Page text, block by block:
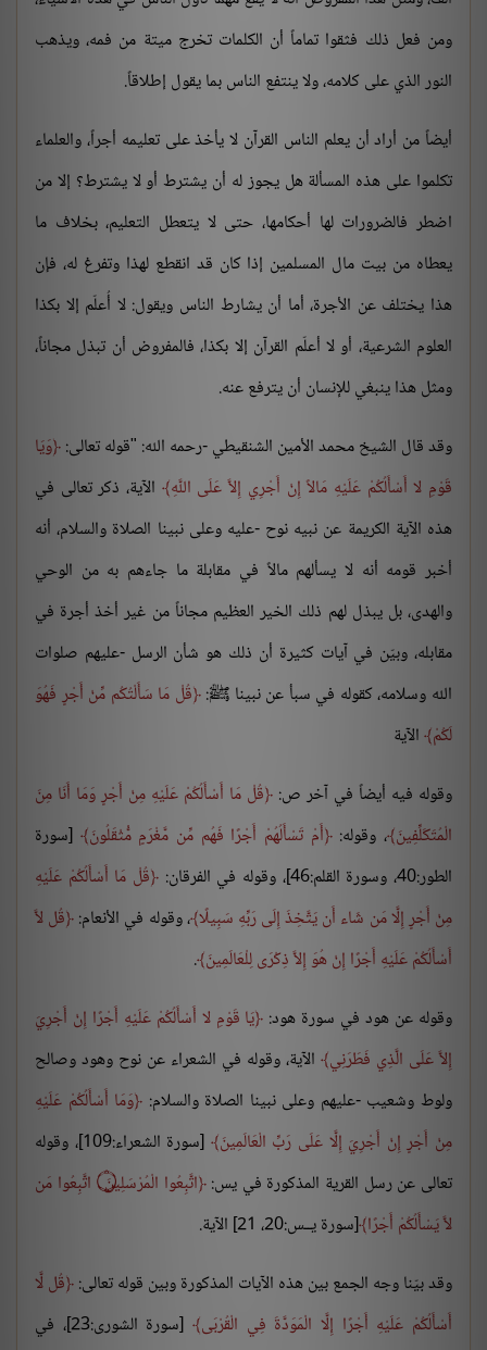
ومن فعل ذلك فثقوا تماماً أن الكلمات تخرج ميتة من فمه، ويذهب
النور الذي على كلامه، ولا ينتفع الناس بما يقول إطلاقاً.
أيضاً من أراد أن يعلم الناس القرآن لا يأخذ على تعليمه أجراً، والعلماء
تكلموا على هذه المسألة هل يجوز له أن يشترط أو لا يشترط؟ إلا من
اضطر فالضرورات لها أحكامها، حتى لا يتعطل التعليم، بخلاف ما
يعطاه من بيت مال المسلمين إذا كان قد انقطع لهذا وتفرغ له، فإن
هذا يختلف عن الأجرة، أما أن يشارط الناس ويقول: لا أُعلّم إلا بكذا
العلوم الشرعية، أو لا أعلّم القرآن إلا بكذا، فالمفروض أن تبذل مجاناً،
ومثل هذا ينبغي للإنسان أن يترفع عنه.
وقد قال الشيخ محمد الأمين الشنقيطي -رحمه الله: "قوله تعالى: وَيَا
قَوْمِ لا أَسْأَلُكُمْ عَلَيْهِ مَالاً إِنْ أَجْرِي إِلاَّ عَلَى اللَّهِ الآية، ذكر تعالى في
هذه الآية الكريمة عن نبيه نوح -عليه وعلى نبينا الصلاة والسلام، أنه
أخبر قومه أنه لا يسألهم مالاً في مقابلة ما جاءهم به من الوحي
والهدى، بل يبذل لهم ذلك الخير العظيم مجاناً من غير أخذ أجرة في
مقابله، وبيّن في آيات كثيرة أن ذلك هو شأن الرسل -عليهم صلوات
الله وسلامه، كقوله في سبأ عن نبينا ﷺ: قُلْ مَا سَأَلْتُكُم مِّنْ أَجْرٍ فَهُوَ
لَكُمْ الآية
وقوله فيه أيضاً في آخر ص: قُلْ مَا أَسْأَلُكُمْ عَلَيْهِ مِنْ أَجْرٍ وَمَا أَنَا مِنَ
الْمُتَكَلِّفِينَ ، وقوله: أَمْ تَسْأَلُهُمْ أَجْرًا فَهُم مِّن مَّغْرَمٍ مُّثْقَلُونَ [سورة
الطور:40، وسورة القلم:46]، وقوله في الفرقان:
قُلْ مَا أَسْأَلُكُمْ عَلَيْهِ
مِنْ أَجْرٍ إِلَّا مَن شَاء أَن يَتَّخِذَ إِلَى رَبِّهِ سَبِيلًا ، وقوله في الأنعام: قُل لاَّ
أَسْأَلُكُمْ عَلَيْهِ أَجْرًا إِنْ هُوَ إِلاَّ ذِكْرَى لِلْعَالَمِينَ .
وقوله عن هود في سورة هود: يَا قَوْمِ لا أَسْأَلُكُمْ عَلَيْهِ أَجْرًا إِنْ أَجْرِيَ
إِلاَّ عَلَى الَّذِي فَطَرَنِي الآية، وقوله في الشعراء عن نوح وهود وصالح
ولوط وشعيب -عليهم وعلى نبينا الصلاة والسلام: وَمَا أَسْأَلُكُمْ عَلَيْهِ
مِنْ أَجْرٍ إِنْ أَجْرِيَ إِلَّا عَلَى رَبِّ الْعَالَمِينَ
[سورة الشعراء:109]، وقوله
تعالى عن رسل القرية المذكورة في يس:
اتَّبِعُوا الْمُرْسَلِينَ ۝ اتَّبِعُوا مَن
لاَّ يَسْأَلُكُمْ أَجْرًا [سورة يــس:20، 21] الآية.
وقد بيّنا وجه الجمع بين هذه الآيات المذكورة وبين قوله تعالى: قُل لَّا
أَسْأَلُكُمْ عَلَيْهِ أَجْرًا إِلَّا الْمَوَدَّةَ فِي الْقُرْبَى
[سورة الشورى:23]، في